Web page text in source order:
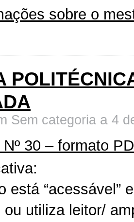
sobre o
Sem categoria a 4
30 – formato
está “acessável”
ou utiliza leitor/